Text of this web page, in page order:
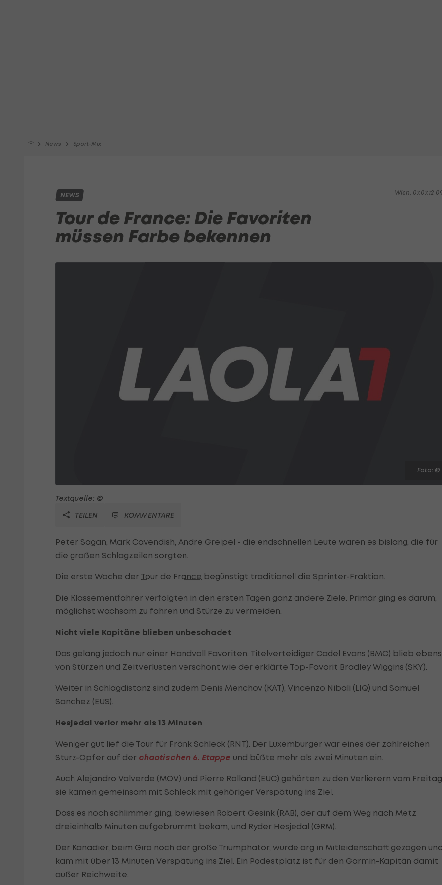
News Sport-Mix
Wien, 07.07.12
NEWS
Tour de France: Die Favoriten
müssen Farbe bekennen
Foto: ©
Textquelle: ©
TEILEN
KOMMENTARE
Peter Sagan, Mark Cavendish, Andre Greipel - die endschnellen Leute waren es bislang, die für
die großen Schlagzeilen sorgten.
Die erste Woche der Tour de France begünstigt traditionell die Sprinter-Fraktion.
Die Klassementfahrer verfolgten in den ersten Tagen ganz andere Ziele. Primär ging es darum,
möglichst wachsam zu fahren und Stürze zu vermeiden.
Nicht viele Kapitäne blieben unbeschadet
Das gelang jedoch nur einer Handvoll Favoriten. Titelverteidiger Cadel Evans (BMC) blieb
von Stürzen und Zeitverlusten verschont wie der erklärte Top-Favorit Bradley Wiggins (SKY).
Weiter in Schlagdistanz sind zudem Denis Menchov (KAT), Vincenzo Nibali (LIQ) und Samuel
Sanchez (EUS).
Hesjedal verlor mehr als 13 Minuten
Weniger gut lief die Tour für Fränk Schleck (RNT). Der Luxemburger war eines der zahlreichen
Sturz-Opfer auf der chaotischen 6. Etappe und büßte mehr als zwei Minuten ein.
Auch Alejandro Valverde (MOV) und Pierre Rolland (EUC) gehörten zu den Verlierern vom
sie kamen gemeinsam mit Schleck mit gehöriger Verspätung ins Ziel.
Dass es noch schlimmer ging, bewiesen Robert Gesink (RAB), der auf dem Weg nach Metz
dreieinhalb Minuten aufgebrummt bekam, und Ryder Hesjedal (GRM).
Der Kanadier, beim Giro noch der große Triumphator, wurde arg in Mitleidenschaft gezogen
kam mit über 13 Minuten Verspätung ins Ziel. Ein Podestplatz ist für den Garmin-Kapitän damit
außer Reichweite.